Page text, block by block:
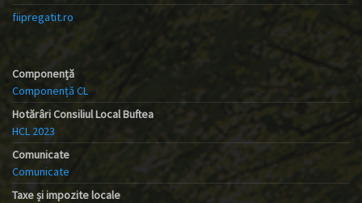
fiipregatit.ro
Componență
Componență CL
Hotărâri Consiliul Local Buftea
HCL 2023
Comunicate
Comunicate
Taxe și impozite locale